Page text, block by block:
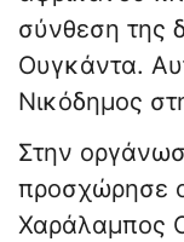
σύνθεση της
Ουγκάντα.
Νικόδημος
Στην
προσχώρησε
Χαράλαμπος